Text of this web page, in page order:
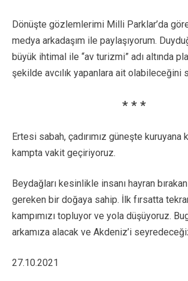
Dönüşte gözlemlerimi Milli Parklar’da
medya arkadaşım ile paylaşıyorum.
büyük ihtimal ile “av turizmi” adı altında
şekilde avcılık yapanlara ait olabileceğini
* * *
Ertesi sabah, çadırımız güneşte kuruyana
kampta vakit geçiriyoruz.
Beydağları kesinlikle insanı hayran
gereken bir doğaya sahip. İlk fırsatta
kampımızı topluyor ve yola düşüyoruz.
arkamıza alacak ve Akdeniz’i
27.10.2021